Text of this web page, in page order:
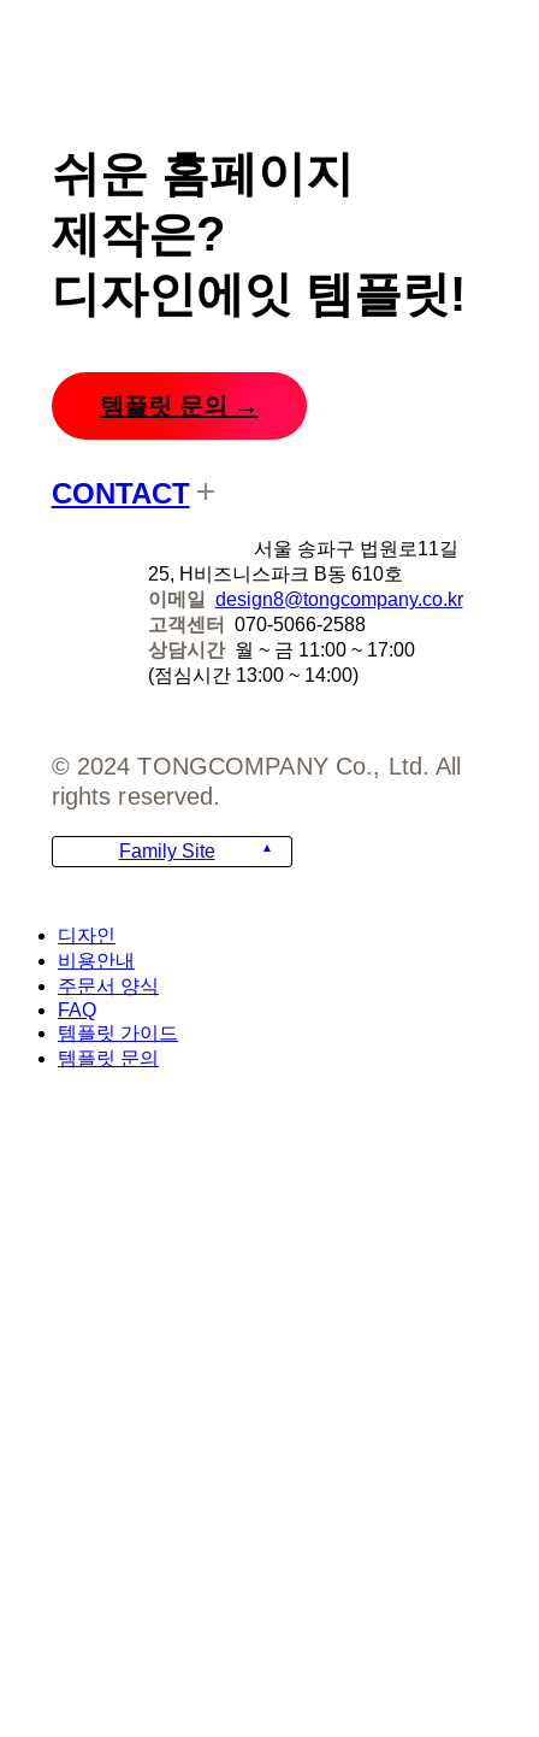
쉬운 홈페이지
제작은?
디자인에잇 템플릿!
템플릿 문의 →
CONTACT
서울 송파구 법원로11길
25, H비즈니스파크 B동 610호
이메일
design8@tongcompany.co.kr
고객센터
070-5066-2588
상담시간 월 ~ 금 11:00 ~ 17:00
(점심시간 13:00 ~ 14:00)
© 2024 TONGCOMPANY Co., Ltd. All
rights reserved.
Family Site
Close
Menu
디자인
비용안내
주문서 양식
FAQ
템플릿 가이드
템플릿 문의